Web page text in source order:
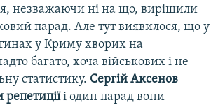
1080p
1080p
незважаючи ні на що, вирішили
парад. Але тут виявилося, що у
у Криму хворих на
багато, хоча військових і не
статистику. Сергій Аксенов
репетиціїі один парад вони